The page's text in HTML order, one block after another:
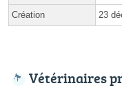
Création 23
Vétérinaires